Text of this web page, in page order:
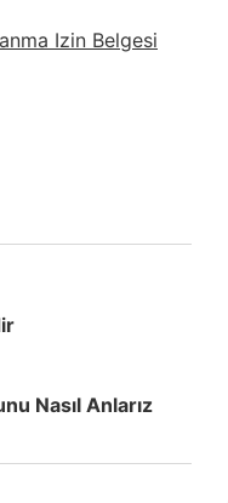
Izin Belgesi
Nasıl Anlarız